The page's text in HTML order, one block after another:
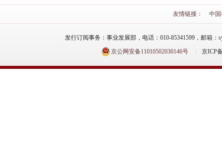
友情链接： 中
发行订阅事务：事业发展部，电话：010-85341599，邮箱：
京公网安备11010502030146号
京ICP